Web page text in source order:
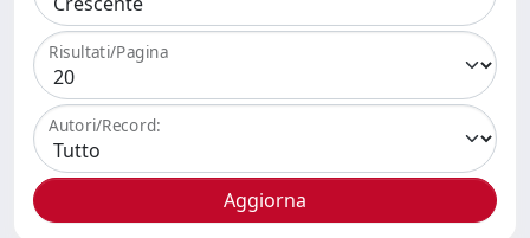
Risultati/Pagina
Autori/Record: